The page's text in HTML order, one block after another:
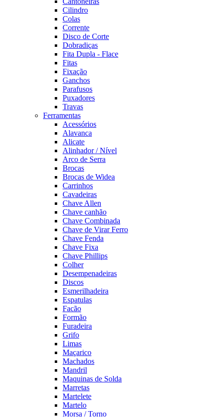
Cilindro
Colas
Corrente
Disco de Corte
Dobradiças
Fita Dupla - Flace
Fitas
Fixação
Ganchos
Parafusos
Puxadores
Travas
Ferramentas
Acessórios
Alavanca
Alicate
Alinhador / Nível
Arco de Serra
Brocas
Brocas de Widea
Carrinhos
Cavadeiras
Chave Allen
Chave canhão
Chave Combinada
Chave de Virar Ferro
Chave Fenda
Chave Fixa
Chave Phillips
Colher
Desempenadeiras
Discos
Esmerilhadeira
Espatulas
Facão
Formão
Furadeira
Grifo
Limas
Maçarico
Machados
Mandril
Maquinas de Solda
Marretas
Martelete
Martelo
Morsa / Torno